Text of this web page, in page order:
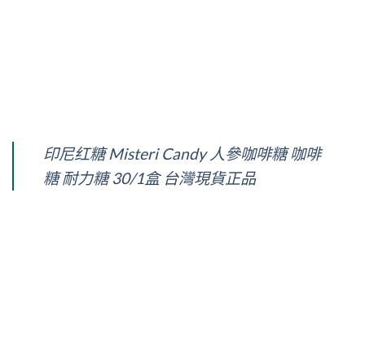
印尼红糖 Misteri Candy 人參咖啡糖 咖啡
糖 耐力糖 30/1盒 台灣現貨正品